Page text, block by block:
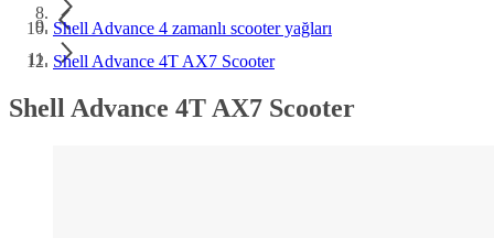
Shell Advance 4 zamanlı scooter yağları
Shell Advance 4T AX7 Scooter
Shell Advance 4T AX7 Scooter